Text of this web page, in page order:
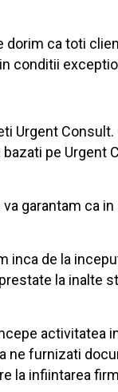
dorim ca toti
conditii
Urgent Consult.
pe Urgent
garantam ca
de la
la inalte
activitatea
ne furnizati
la infiintarea